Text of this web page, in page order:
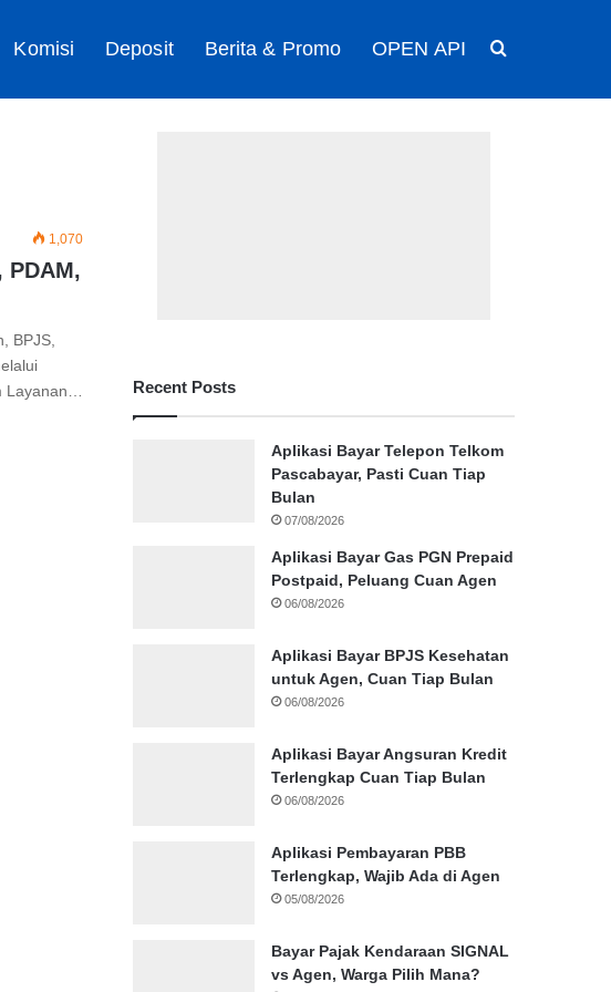
Komisi Deposit Berita & Promo OPEN API
1,070
BPJS,
Layanan…
Recent Posts
Aplikasi Bayar Telepon Telkom
Pascabayar, Pasti Cuan Tiap
Bulan
07/08/2026
Aplikasi Bayar Gas PGN Prepaid
Postpaid, Peluang Cuan Agen
06/08/2026
Aplikasi Bayar BPJS Kesehatan
untuk Agen, Cuan Tiap Bulan
06/08/2026
Aplikasi Bayar Angsuran Kredit
Terlengkap Cuan Tiap Bulan
06/08/2026
Aplikasi Pembayaran PBB
Terlengkap, Wajib Ada di Agen
05/08/2026
Bayar Pajak Kendaraan SIGNAL
vs Agen, Warga Pilih Mana?